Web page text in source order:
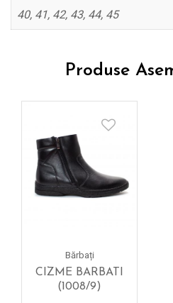
40, 41, 42, 43, 44, 45
Produse
Bărbați
CIZME BARBATI
(1008/9)